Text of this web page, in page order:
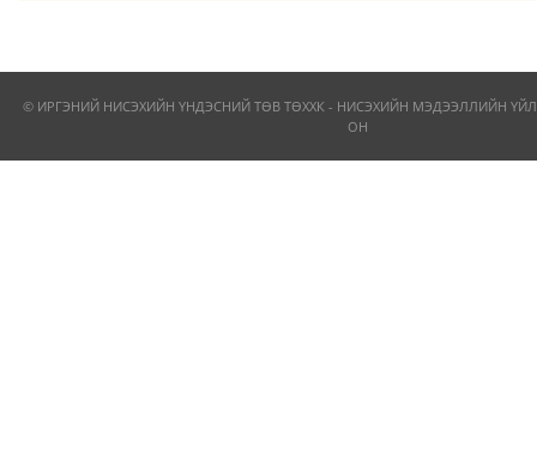
© ИРГЭНИЙ НИСЭХИЙН ҮНДЭСНИЙ ТӨВ ТӨХХК - НИСЭХИЙН МЭДЭЭЛЛИЙН
ОН